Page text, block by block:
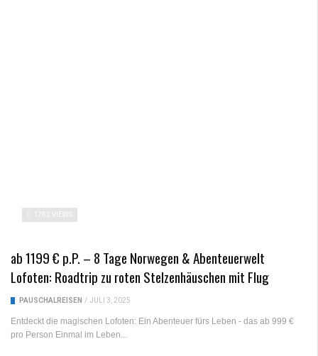
1782 VIEWS
ab 1199 € p.P. – 8 Tage Norwegen & Abenteuerwelt
Lofoten: Roadtrip zu roten Stelzenhäuschen mit Flug
PAUSCHALREISEN / JULI 3, 2025
Entdeckt die magischen Lofoten: Ein Abenteuer fürs Leben - das ab 999 €
pro Person Einmal im Leben...